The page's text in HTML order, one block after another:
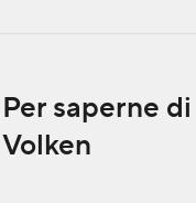
Per saperne
Volken